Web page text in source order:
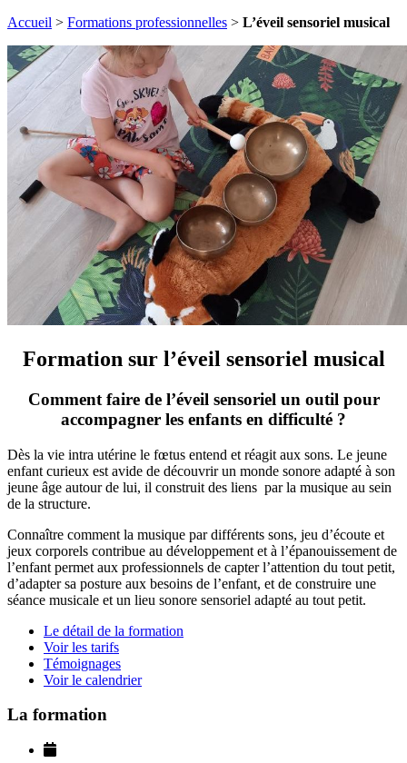
Accueil > Formations professionnelles > L’éveil sensoriel musical
Formation sur l’éveil sensoriel musical
Comment faire de l’éveil sensoriel un outil pour
accompagner les enfants en difficulté ?
Dès la vie intra utérine le fœtus entend et réagit aux sons. Le jeune
enfant curieux est avide de découvrir un monde sonore adapté à son
jeune âge autour de lui, il construit des liens par la musique au sein
de la structure.
Connaître comment la musique par différents sons, jeu d’écoute et
jeux corporels contribue au développement et à l’épanouissement de
l’enfant permet aux professionnels de capter l’attention du tout petit,
d’adapter sa posture aux besoins de l’enfant, et de construire une
séance musicale et un lieu sonore sensoriel adapté au tout petit.
Le détail de la formation
Voir les tarifs
Témoignages
Voir le calendrier
La formation